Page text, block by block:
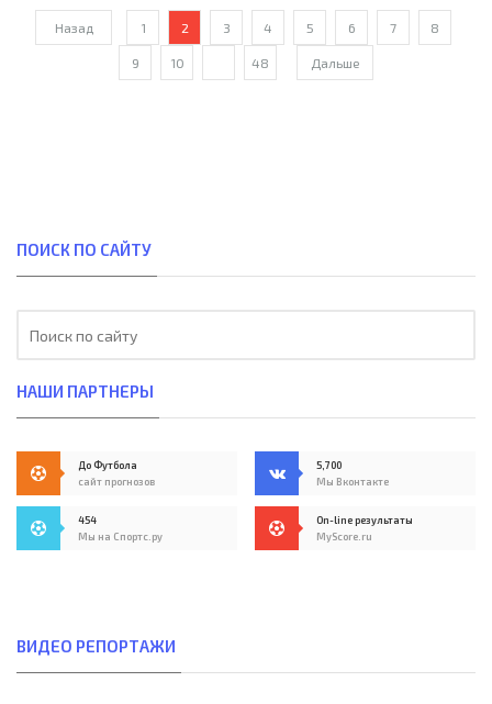
90), Мигел Данни (Виктор
Назад 1 2 3 4 5 6 7 8
9 10 48 Дальше
ПОИСК ПО САЙТУ
НАШИ ПАРТНЕРЫ
До Футбола
сайт прогнозов
5,700
Мы Вконтакте
454
Мы на Спортс.ру
On-line результаты
MyScore.ru
ВИДЕО РЕПОРТАЖИ